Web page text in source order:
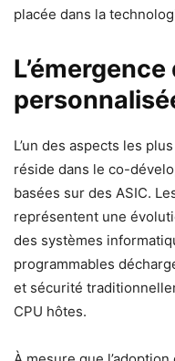
placée dans la
L’émergence
L’un des aspects les
réside dans le co-
basées sur des ASIC.
représentent une
des systèmes
programmables
et sécurité
CPU hôtes.